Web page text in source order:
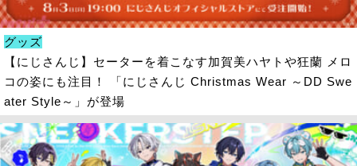
グッズ
【にじさんじ】セーターを着こなす加賀美ハヤトや狂蘭 メロ
コの姿にも注目！ 「にじさんじ Christmas Wear ～DD Swe
ater Style～」が登場